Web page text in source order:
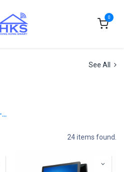
0
See All
POS Todo-en-Uno
24 items found.